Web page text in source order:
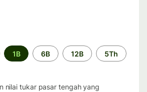
1B 6B 12B 5Th
nilai tukar pasar tengah yang